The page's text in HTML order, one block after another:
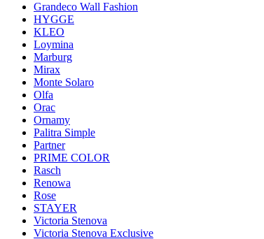
Grandeco Wall Fashion
HYGGE
KLEO
Loymina
Marburg
Mirax
Monte Solaro
Olfa
Orac
Ornamy
Palitra Simple
Partner
PRIME COLOR
Rasch
Renowa
Rose
STAYER
Victoria Stenova
Victoria Stenova Exclusive